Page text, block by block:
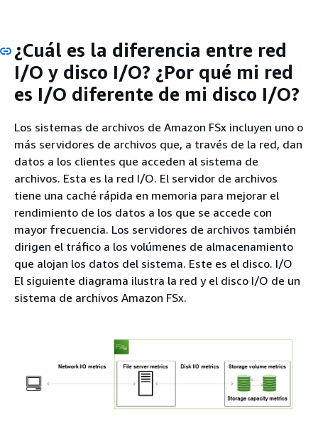
¿Cuál es la diferencia entre red
I/O y disco I/O? ¿Por qué mi red
es I/O diferente de mi disco I/O?
Los sistemas de archivos de Amazon FSx incluyen uno o
más servidores de archivos que, a través de la red, dan
datos a los clientes que acceden al sistema de
archivos. Esta es la red I/O. El servidor de archivos
tiene una caché rápida en memoria para mejorar el
rendimiento de los datos a los que se accede con
mayor frecuencia. Los servidores de archivos también
dirigen el tráfico a los volúmenes de almacenamiento
que alojan los datos del sistema. Este es el disco. I/O
El siguiente diagrama ilustra la red y el disco I/O de un
sistema de archivos Amazon FSx.